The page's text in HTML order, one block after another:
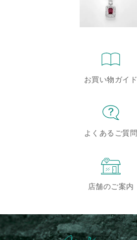
お買い物ガイド
よくあるご質問
店舗のご案内